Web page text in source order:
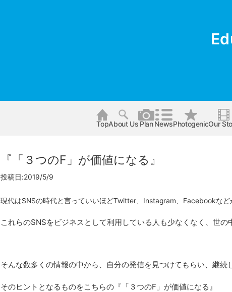
TopAbout Us PlanNewsPhotogenicOur
『「３つのF」が価値になる』
投稿日:2019/5/9
現代はSNSの時代と言っていいほどTwitter、Instagram、Facebookなど
これらのSNSをビジネスとして利用している人も少なくなく、世の
そんな数多くの情報の中から、自分の発信を見つけてもらい、継続
そのヒントとなるものをこちらの『「３つのF」が価値になる』